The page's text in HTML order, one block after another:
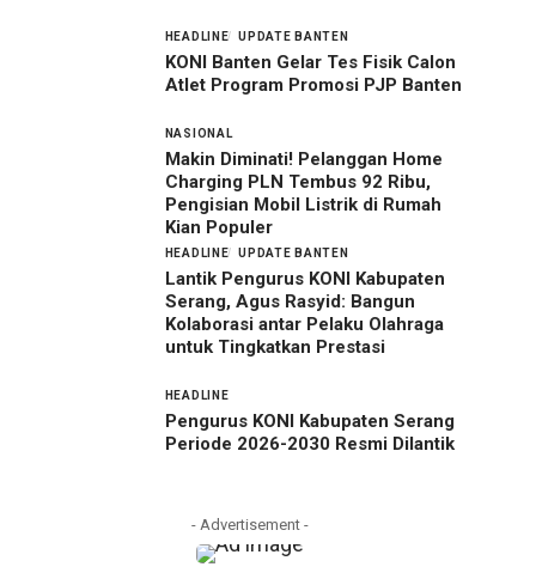
HEADLINE UPDATE BANTEN
KONI Banten Gelar Tes Fisik Calon
Atlet Program Promosi PJP Banten
NASIONAL
Makin Diminati! Pelanggan Home
Charging PLN Tembus 92 Ribu,
Pengisian Mobil Listrik di Rumah
Kian Populer
HEADLINE UPDATE BANTEN
Lantik Pengurus KONI Kabupaten
Serang, Agus Rasyid: Bangun
Kolaborasi antar Pelaku Olahraga
untuk Tingkatkan Prestasi
HEADLINE
Pengurus KONI Kabupaten Serang
Periode 2026-2030 Resmi Dilantik
- Advertisement -